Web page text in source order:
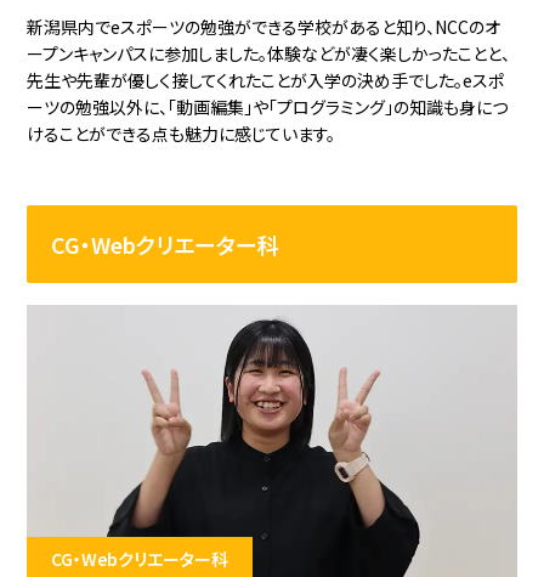
新潟県内でeスポーツの勉強ができる学校があると知り、NCCのオ
ープンキャンパスに参加しました。体験などが凄く楽しかったことと、
先生や先輩が優しく接してくれたことが入学の決め手でした。eスポ
ーツの勉強以外に、「動画編集」や「プログラミング」の知識も身につ
けることができる点も魅力に感じています。
CG・Webクリエーター科
CG・Webクリエーター科